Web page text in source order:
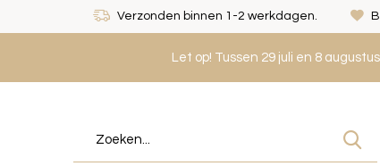
Let op! Tussen 29 juli en 8
Verzonden binnen 1-2 werkdagen.